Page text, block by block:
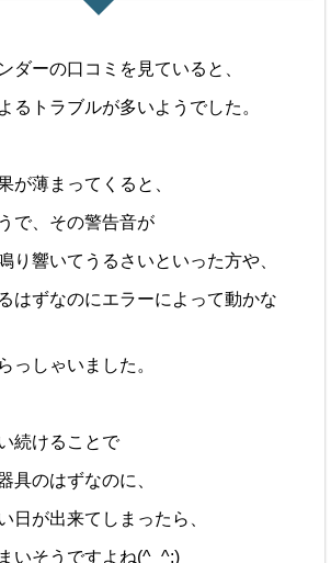
ダーの口コミを見ていると、
るトラブルが多いようでした。
が薄まってくると、
で、その警告音が
り響いてうるさいといった方や、
はずなのにエラーによって動かな
っしゃいました。
続けることで
具のはずなのに、
日が出来てしまったら、
いそうですよね(^_^;)